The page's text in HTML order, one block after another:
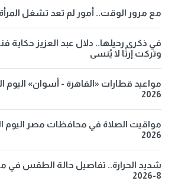
مع مرور الوقت.. أمور لم تعد تشغل المرأة
في ذكرى رحيلها.. دلال عبد العزيز حكاية
وتركت إرثًا لا يُنسى
2026
2026
8-2026